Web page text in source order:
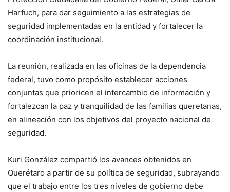
Harfuch, para dar seguimiento a las estrategias de
seguridad implementadas en la entidad y fortalecer la
coordinación institucional.
La reunión, realizada en las oficinas de la dependencia
federal, tuvo como propósito establecer acciones
conjuntas que prioricen el intercambio de información y
fortalezcan la paz y tranquilidad de las familias queretanas,
en alineación con los objetivos del proyecto nacional de
seguridad.
Kuri González compartió los avances obtenidos en
Querétaro a partir de su política de seguridad, subrayando
que el trabajo entre los tres niveles de gobierno debe